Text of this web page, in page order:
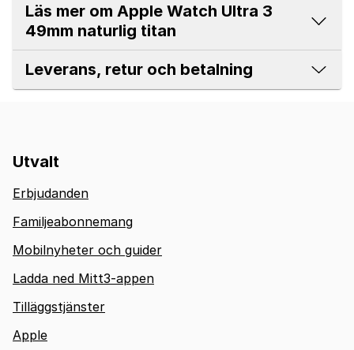
Läs mer om Apple Watch Ultra 3
49mm naturlig titan
Leverans, retur och betalning
Utvalt
Erbjudanden
Familjeabonnemang
Mobilnyheter och guider
Ladda ned Mitt3-appen
Tilläggstjänster
Apple